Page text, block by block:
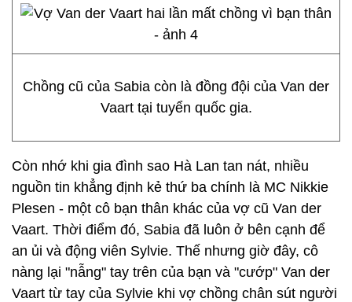
Chồng cũ của Sabia còn là đồng đội của Van der
Vaart tại tuyển quốc gia.
Còn nhớ khi gia đình sao Hà Lan tan nát, nhiều
nguồn tin khẳng định kẻ thứ ba chính là MC Nikkie
Plesen - một cô bạn thân khác của vợ cũ Van der
Vaart. Thời điểm đó, Sabia đã luôn ở bên cạnh để
an ủi và động viên Sylvie. Thế nhưng giờ đây, cô
nàng lại "nẫng" tay trên của bạn và "cướp" Van der
Vaart từ tay của Sylvie khi vợ chồng chân sút người